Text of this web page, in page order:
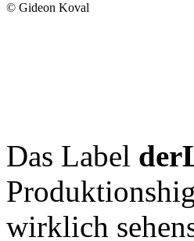
© Gideon Koval
Das Label
wirklich